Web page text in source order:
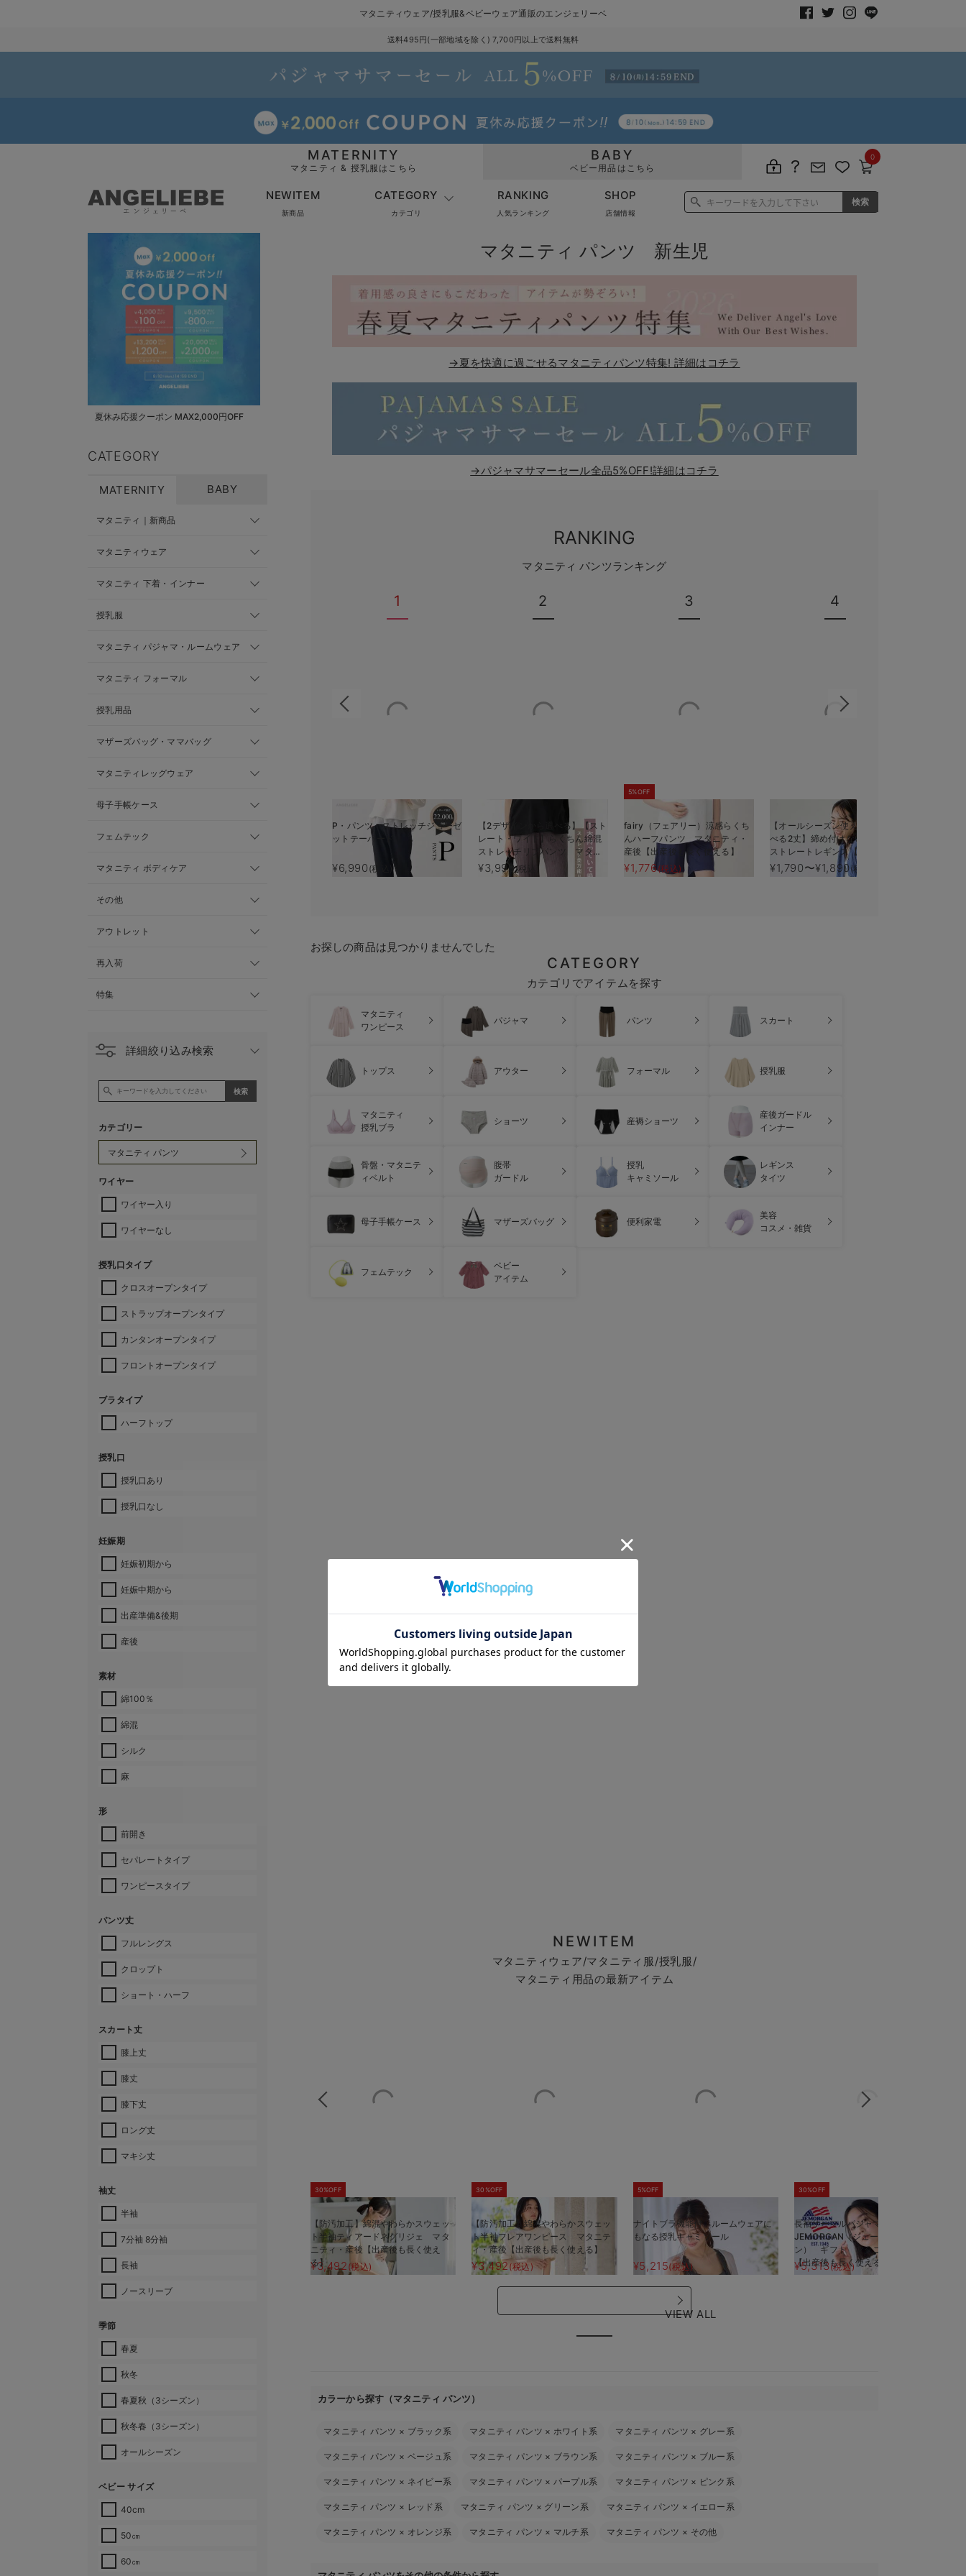
マタニティウェア/授乳服&ベビーウェア通販のエンジェリーベ
送料495円(一部地域を除く) 7,700円以上で送料無料
MATERNITY
マタニティ & 授乳服はこちら
BABY
ベビー用品はこちら
0
NEWITEM
新商品
CATEGORY
カテゴリ
RANKING
人気ランキング
SHOP
店舗情報
夏休み応援クーポン MAX2,000円OFF
CATEGORY
MATERNITY BABY
マタニティ｜新商品
マタニティウェア
マタニティ 下着・インナー
授乳服
マタニティ パジャマ・ルームウェア
マタニティ フォーマル
授乳用品
マザーズバッグ・ママバッグ
マタニティレッグウェア
母子手帳ケース
フェムテック
マタニティ ボディケア
その他
アウトレット
再入荷
特集
詳細絞り込み検索
カテゴリー
ワイヤー
ワイヤー入り
ワイヤーなし
授乳口タイプ
クロスオープンタイプ
ストラップオープンタイプ
カンタンオープンタイプ
フロントオープンタイプ
ブラタイプ
ハーフトップ
授乳口
授乳口あり
授乳口なし
妊娠期
妊娠初期から
妊娠中期から
出産準備&後期
産後
素材
綿100％
綿混
シルク
麻
形
前開き
セパレートタイプ
ワンピースタイプ
パンツ丈
フルレングス
クロップト
ショート・ハーフ
スカート丈
膝上丈
膝丈
膝下丈
ロング丈
マキシ丈
袖丈
半袖
7分袖 8分袖
長袖
ノースリーブ
季節
春夏
秋冬
春夏秋（3シーズン）
秋冬春（3シーズン）
オールシーズン
ベビー サイズ
40cm
50㎝
60㎝
マタニティ パンツ 新生児
→夏を快適に過ごせるマタニティパンツ特集! 詳細はコチラ
→パジャマサマーセール全品5%OFF!詳細はコチラ
RANKING
マタニティ パンツランキング
1
P・パンツ ストレッチジョーゼ
ットテーパード
¥6,990 (税込)
2
【2デザインから選べる】【スト
レート・ワイド】らくちん綿混
ストレッチリブパンツ マタニ
ティ・産後【出産後も長く使え
る】
¥3,990(税込)
3
5%OFF
fairy（フェアリー）涼感らくち
んハーフパンツ マタニティ・
産後【出産後も長く使える】
¥1,776(税込)
4
【オールシーズン使える】【選
べる2丈】締め付けない綿混リブ
ストレートレギンス【産後まで
長く使える】
¥1,790〜¥1,890 (税込)
お探しの商品は見つかりませんでした
CATEGORY
カテゴリでアイテムを探す
マタニティ
ワンピース
パジャマ パンツ スカート
トップス アウター フォーマル 授乳服
マタニティ
授乳ブラ
ショーツ 産褥ショーツ
産後ガードル
インナー
骨盤・マタニテ
ィベルト
腹帯
ガードル
授乳
キャミソール
レギンス
タイツ
母子手帳ケース マザーズバッグ 便利家電
美容
コスメ・雑貨
フェムテック
ベビー
アイテム
NEWITEM
マタニティウェア/マタニティ服/授乳服/
マタニティ用品の最新アイテム
30%OFF
【防汚加工】綿混やわらかスウェッ
ト半袖ティアードネグリジェ マタ
ニティ・産後【出産後も長く使え
る】
¥3,492 (税込)
30%OFF
【防汚加工】綿混やわらかスウェッ
ト半袖フレアワンピース マタニテ
ィ・産後【出産後も長く使える】
¥3,492(税込)
5%OFF
ナイトブラ機能付 ルームウェアに
もなる授乳キャミソール
¥5,215(税込)
30%OFF
長袖サーマルパジャマ3点セット
JEMORGAN（ジェーイーモーガ
ン） ギフト マタニティ・産後
【出産後も長く使える】
¥5,313 (税込)
VIEW ALL
カラーから探す（マタニティ パンツ）
マタニティ パンツ × ブラック系 マタニティ パンツ × ホワイト系 マタニティ パンツ × グレー系
マタニティ パンツ × ベージュ系 マタニティ パンツ × ブラウン系 マタニティ パンツ × ブルー系
マタニティ パンツ × ネイビー系 マタニティ パンツ × パープル系 マタニティ パンツ × ピンク系
マタニティ パンツ × レッド系 マタニティ パンツ × グリーン系 マタニティ パンツ × イエロー系
マタニティ パンツ × オレンジ系 マタニティ パンツ × マルチ系 マタニティ パンツ × その他
お気に入り商品を確認する